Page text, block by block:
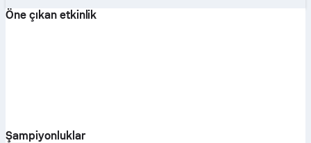
Öne çıkan etkinlik
Şampiyonluklar